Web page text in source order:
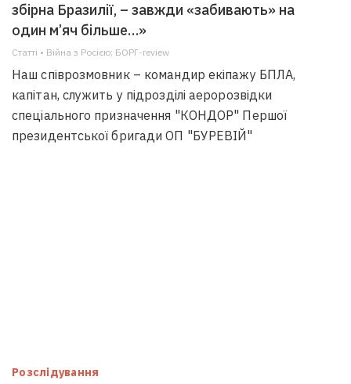
збірна Бразилії, – завжди «забивають» на
один м’яч більше…»
Статті • Війна з Росією; БОРГ-review
Наш співрозмовник – командир екіпажу БПЛА,
капітан, служить у підрозділі аеророзвідки
спеціального призначення "КОНДОР" Першої
президентської бригади ОП "БУРЕВІЙ"
Розслідування